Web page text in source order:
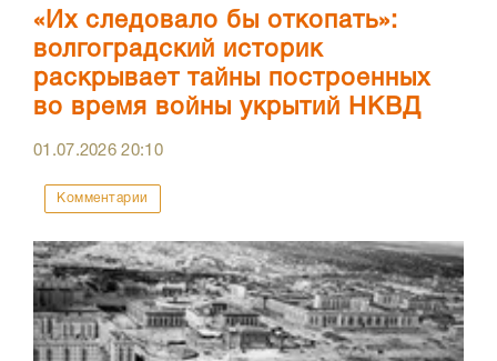
«Их следовало бы откопать»:
волгоградский историк
раскрывает тайны построенных
во время войны укрытий НКВД
01.07.202620:10
Комментарии